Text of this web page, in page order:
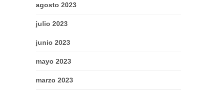
agosto 2023
julio 2023
junio 2023
mayo 2023
marzo 2023